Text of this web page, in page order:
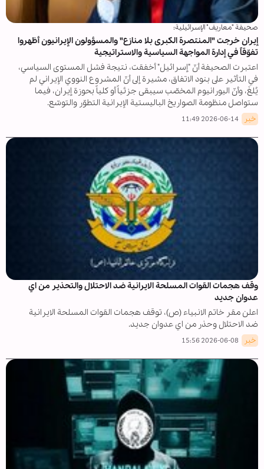
صحيفة "معاريف" الإسرائيلية:
إيران خرجت "المنتصرة الكبرى بلا منازع" والمسؤولون الإيرانيون أظهروا
تفوّقاً في إدارة المواجهة السياسية والاستراتيجية
اعتبرت الصحيفة أنّ "إسرائيل" أخفقت، نتيجة فشل المستوى السياسي،
في التأثير على بنود الاتفاق، مشيرة إلى أنّ المشروع النووي الإيراني لم
يُلغَ، وأنّ اليورانيوم المخصّب سيبقى جزئياً أو كلياً بحوزة إيران، فيما
ستواصل منظومة الصواريخ الباليستية الإيرانية التطوّر والتوسّع.
خبر 2026-06-14 11:49
وقف هجمات القوات المسلحة الايرانية ضد الاحتلال والتحذير من اي
عدوان جديد
اعلن مقر خاتم الانبياء (ص)، توقف هجمات القوات المسلحة الايرانية
ضد الاحتلال وحذر من اي عدوان جديد.
خبر 2026-06-08 15:56